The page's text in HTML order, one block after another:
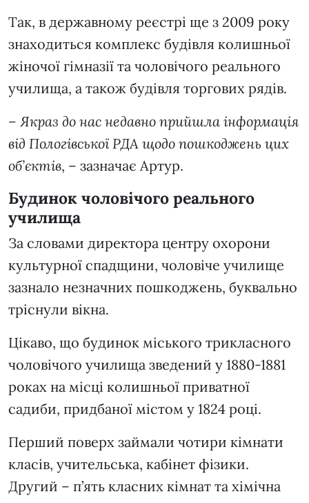
Так, в державному реєстрі ще з 2009 року
знаходиться комплекс будівля колишньої
жіночої гімназії та чоловічого реального
училища, а також будівля торгових рядів.
– Якраз до нас недавно прийшла інформація
від Пологівської РДА щодо пошкоджень цих
об’єктів, – зазначає Артур.
Будинок чоловічого реального
училища
За словами директора центру охорони
культурної спадщини, чоловіче училище
зазнало незначних пошкоджень, буквально
тріснули вікна.
Цікаво, що будинок міського трикласного
чоловічого училища зведений у 1880-1881
роках на місці колишньої приватної
садиби, придбаної містом у 1824 році.
Перший поверх займали чотири кімнати
класів, учительська, кабінет фізики.
Другий – п’ять класних кімнат та хімічна